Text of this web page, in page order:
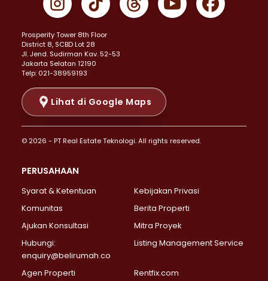
Properti Dijual di Johar Baru >
Properti Dijual di Menteng >
Properti Dijual di Senen >
Properti Dijual di Tanah Abang >
Properti Dijual di Cikini >
Properti Dijual di Kramat >
Properti Dijual di Pasar Baru >
Properti Dijual di Bendungan Hilir >
Properti Dijual di Jakarta Selatan >
Properti Dijual di Lebak Bulus >
Properti Dijual di Gandaria Selatan >
Properti Dijual di Pondok Labu >
Properti Dijual di Lenteng Agung >
Properti Dijual di Senayan >
Properti Dijual di Pondok Pinang >
Prosperity Tower 8th Floor
District 8, SCBD Lot 28
JI. Jend. Sudirman Kav. 52-53
Jakarta Selatan 12190
Telp: 021-38959193
Lihat di Google Maps
© 2026 - PT Real Estate Teknologi. All rights reserved.
PERUSAHAAN
Syarat & Ketentuan
Kebijakan Privasi
Komunitas
Berita Properti
Ajukan Konsultasi
Mitra Proyek
Hubungi:
enquiry@belirumah.co
Listing Management Service
Agen Properti Rentfix.com